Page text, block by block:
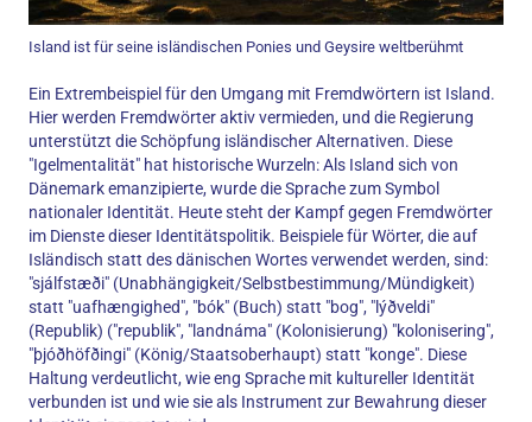
Island ist für seine isländischen Ponies und Geysire weltberühmt
Ein Extrembeispiel für den Umgang mit Fremdwörtern ist Island.
Hier werden Fremdwörter aktiv vermieden, und die Regierung
unterstützt die Schöpfung isländischer Alternativen. Diese
"Igelmentalität" hat historische Wurzeln: Als Island sich von
Dänemark emanzipierte, wurde die Sprache zum Symbol
nationaler Identität. Heute steht der Kampf gegen Fremdwörter
im Dienste dieser Identitätspolitik. Beispiele für Wörter, die auf
Isländisch statt des dänischen Wortes verwendet werden, sind:
"sjálfstæði" (Unabhängigkeit/Selbstbestimmung/Mündigkeit)
statt "uafhængighed", "bók" (Buch) statt "bog", "lýðveldi"
(Republik) ("republik", "landnáma" (Kolonisierung) "kolonisering",
"þjóðhöfðingi" (König/Staatsoberhaupt) statt "konge". Diese
Haltung verdeutlicht, wie eng Sprache mit kultureller Identität
verbunden ist und wie sie als Instrument zur Bewahrung dieser